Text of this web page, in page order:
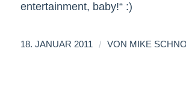
entertainment, baby!“ :)
18. JANUAR 2011 / VON MIKE